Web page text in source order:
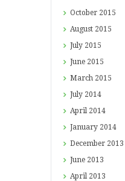
October 2015
August 2015
July 2015
June 2015
March 2015
July 2014
April 2014
January 2014
December 2013
June 2013
April 2013